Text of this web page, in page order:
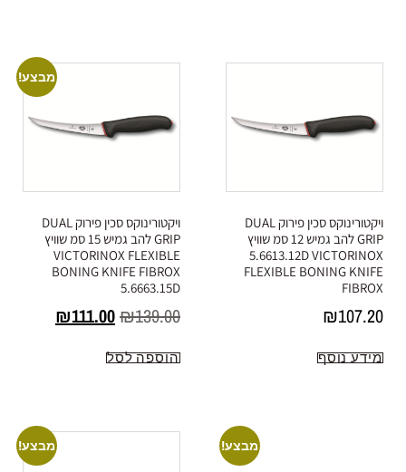
ויקטורינוקס סכין פירוק DUAL
GRIP להב גמיש 12 סמ שוויץ
5.6613.12D VICTORINOX
FLEXIBLE BONING KNIFE
FIBROX
₪107.20
מידע נוסף
מבצע!
ויקטורינוקס סכין פירוק DUAL
GRIP להב גמיש 15 סמ שוויץ
VICTORINOX FLEXIBLE
BONING KNIFE FIBROX
5.6663.15D
₪139.00
₪111.00
הוספה לסל
מבצע! מבצע!